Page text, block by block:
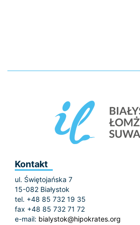
Kontakt
ul. Świętojańska 7
15-082 Białystok
tel. +48 85 732 19 35
fax +48 85 732 71 72
e-mail: bialystok@hipokrates.org